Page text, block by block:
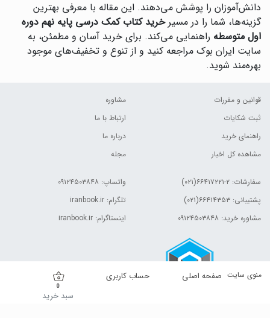
صفحه اصلی منوی سایت حساب کاربری
0
سبد خرید
دانش‌آموزان را پوشش می‌دهند. این مقاله با معرفی بهترین
گزینه‌ها، شما را در مسیرخرید کتاب کمک درسی پایه نهم دوره
اول متوسطه راهنمایی می‌کند. برای خرید آسان و مطمئن، به
سایت ایران بوک مراجعه کنید و از تنوع و تخفیف‌های موجود
بهره‌مند شوید.
قوانین و مقررات
ثبت شکایات
راهنمای خرید
مشاهده کل اخبار
مشاوره
ارتباط با ما
درباره ما
مجله
سفارشات: ۲-۶۶۴۱۷۲۲۱(۰۲۱)
پشتیبانی: ۶۶۴۱۴۳۵۳(۰۲۱)
مشاوره خرید: ۰۹۱۲۴۵۰۳۸۴۸
واتساپ: ۰۹۱۲۴۵۰۳۸۴۸
تلگرام: iranbook.ir
اینستاگرام: iranbook.ir